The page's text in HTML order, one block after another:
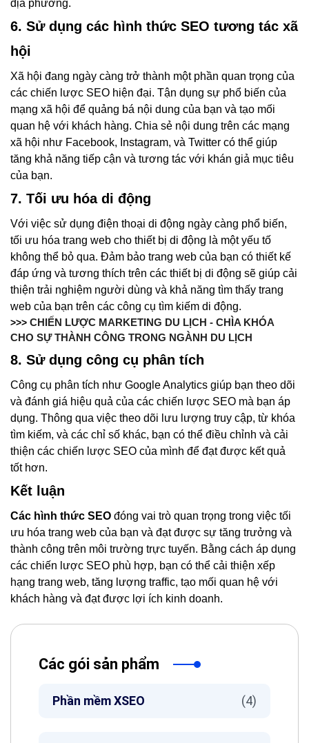
địa phương.
6. Sử dụng các hình thức SEO tương tác xã
hội
Xã hội đang ngày càng trở thành một phần quan trọng của
các chiến lược SEO hiện đại. Tận dụng sự phổ biến của
mạng xã hội để quảng bá nội dung của bạn và tạo mối
quan hệ với khách hàng. Chia sẻ nội dung trên các mạng
xã hội như Facebook, Instagram, và Twitter có thể giúp
tăng khả năng tiếp cận và tương tác với khán giả mục tiêu
của bạn.
7. Tối ưu hóa di động
Với việc sử dụng điện thoại di động ngày càng phổ biến,
tối ưu hóa trang web cho thiết bị di động là một yếu tố
không thể bỏ qua. Đảm bảo trang web của bạn có thiết kế
đáp ứng và tương thích trên các thiết bị di động sẽ giúp cải
thiện trải nghiệm người dùng và khả năng tìm thấy trang
web của bạn trên các công cụ tìm kiếm di động.
>>> CHIẾN LƯỢC MARKETING DU LỊCH - CHÌA KHÓA
CHO SỰ THÀNH CÔNG TRONG NGÀNH DU LỊCH
8. Sử dụng công cụ phân tích
Công cụ phân tích như Google Analytics giúp bạn theo dõi
và đánh giá hiệu quả của các chiến lược SEO mà bạn áp
dụng. Thông qua việc theo dõi lưu lượng truy cập, từ khóa
tìm kiếm, và các chỉ số khác, bạn có thể điều chỉnh và cải
thiện các chiến lược SEO của mình để đạt được kết quả
tốt hơn.
Kết luận
Các hình thức SEO đóng vai trò quan trọng trong việc tối
ưu hóa trang web của bạn và đạt được sự tăng trưởng và
thành công trên môi trường trực tuyến. Bằng cách áp dụng
các chiến lược SEO phù hợp, bạn có thể cải thiện xếp
hạng trang web, tăng lượng traffic, tạo mối quan hệ với
khách hàng và đạt được lợi ích kinh doanh.
Các gói sản phẩm
Phần mềm XSEO (4)